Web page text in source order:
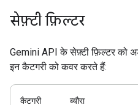
सेफ़्टी फ़िल्टर
Gemini API के सेफ़्टी फ़िल्टर को
इन कैटगरी को कवर करते हैं:
कैटगरी ब्यौरा